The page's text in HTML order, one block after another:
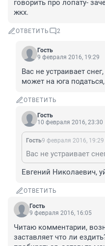
говорить про лопату-
жкх.
ОТВЕТИТЬ 2
Гость
9 февраля 2016, 19:29
Вас не устраивает
может на юга податься,
ОТВЕТИТЬ
Гость
10 февраля 2016, 23:30
Гость9 февраля 2016, 19:29
Евгений Николаевич,
ОТВЕТИТЬ
Гость
9 февраля 2016, 16:05
Читаю комментарии,
заставляет что ли